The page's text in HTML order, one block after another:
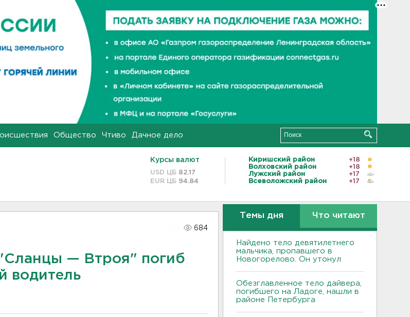
Общество Чтиво Дачное дело
Курсы валют
USD ЦБ 82.17
EUR ЦБ 94.84
Киришский район
+18
Волховский район
+18
Лужский район
+17
Всеволожский район
+17
684
— Втроя" погиб
водитель
Темы дня Что читают
Найдено тело девятилетнего
мальчика, пропавшего в
Новогорелово. Он утонул
Обезглавленное тело дайвера,
погибшего на Ладоге, нашли в
районе Петербурга